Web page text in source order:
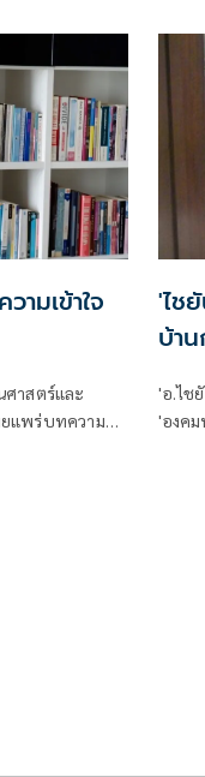
ดังนี้
กับรา
มเข้าใจ
ศาสตร์และ
ยแพร่บทความ
'ไช
บ้า
'อ.ไช
'องคม